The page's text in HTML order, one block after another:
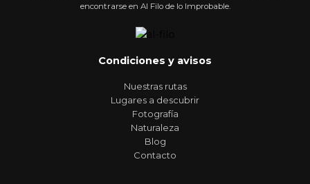
encontrarse en Al Filo de lo Improbable.
Condiciones y avisos
Nuestras rutas
Lugares a descubrir
Fotografía
Naturaleza
Blog
Contacto